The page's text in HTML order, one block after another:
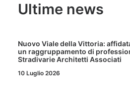
Ultime news
Nuovo Viale della Vittoria:
un raggruppamento di
Stradivarie Architetti Associati
10 Luglio 2026